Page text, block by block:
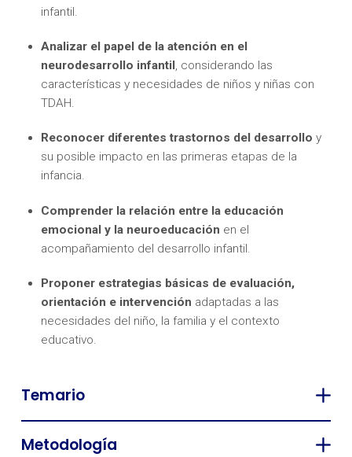
infantil.
Analizar el papel de la atención en el
neurodesarrollo infantil, considerando las
características y necesidades de niños y niñas con
TDAH.
Reconocer diferentes trastornos del desarrollo y
su posible impacto en las primeras etapas de la
infancia.
Comprender la relación entre la educación
emocional y la neuroeducación en el
acompañamiento del desarrollo infantil.
Proponer estrategias básicas de evaluación,
orientación e intervención adaptadas a las
necesidades del niño, la familia y el contexto
educativo.
Temario
Metodología